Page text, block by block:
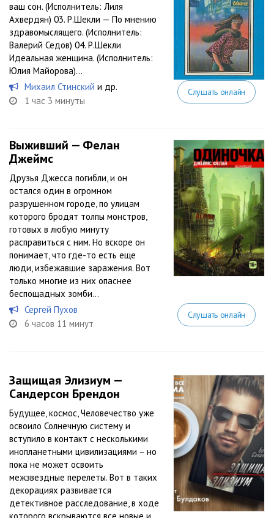
ваш сон. (Исполнитель: Лиля
Ахвердян) 03. Р.Шекли — По мнению
здравомыслящего. (Исполнитель:
Валерий Седов) 04. Р.Шекли
Идеальная женщина. (Исполнитель:
Юлия Майорова)...
Михаил Стинский и др.
1 час 3 минуты
Слушать онлайн
Выживший — Фелан
Джеймс
Друзья Джесса погибли, и он
остался один в огромном
разрушенном городе, по улицам
которого бродят толпы монстров,
готовых в любую минуту
расправиться с ним. Но вскоре он
понимает, что где-то есть еще
люди, избежавшие заражения. Вот
только многие из них опаснее
беспощадных зомби…
Сергей Пухов
6 часов 11 минут
Слушать онлайн
Защищая Элизиум —
Сандерсон Брендон
Будущее, космос, Человечество уже
освоило Солнечную систему и
вступило в контакт с несколькими
инопланетными цивилизациями – но
пока не может освоить
межзвездные перелеты. Вот в таких
декорациях развивается
детективное расследование, в ходе